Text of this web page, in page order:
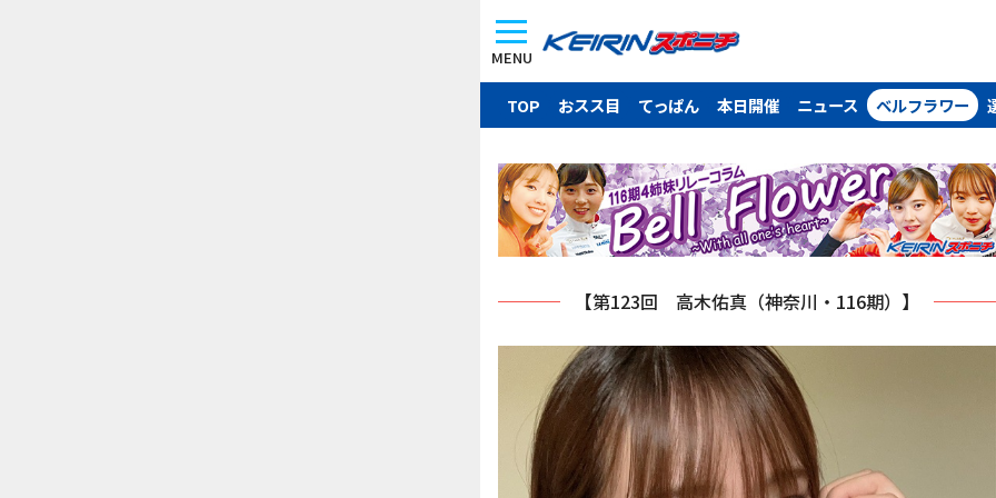
MENU
TOP おスス目 てっぱん 本日開催 ニュース ベルフラワー
【第123回 高木佑真（神奈川・116期）】